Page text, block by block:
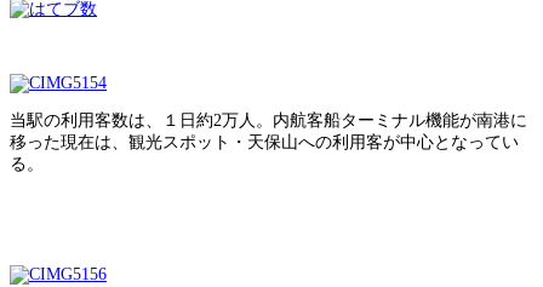
当駅の利用客数は、１日約2万人。内航客船ターミナル機能が南港に
移った現在は、観光スポット・天保山への利用客が中心となってい
る。